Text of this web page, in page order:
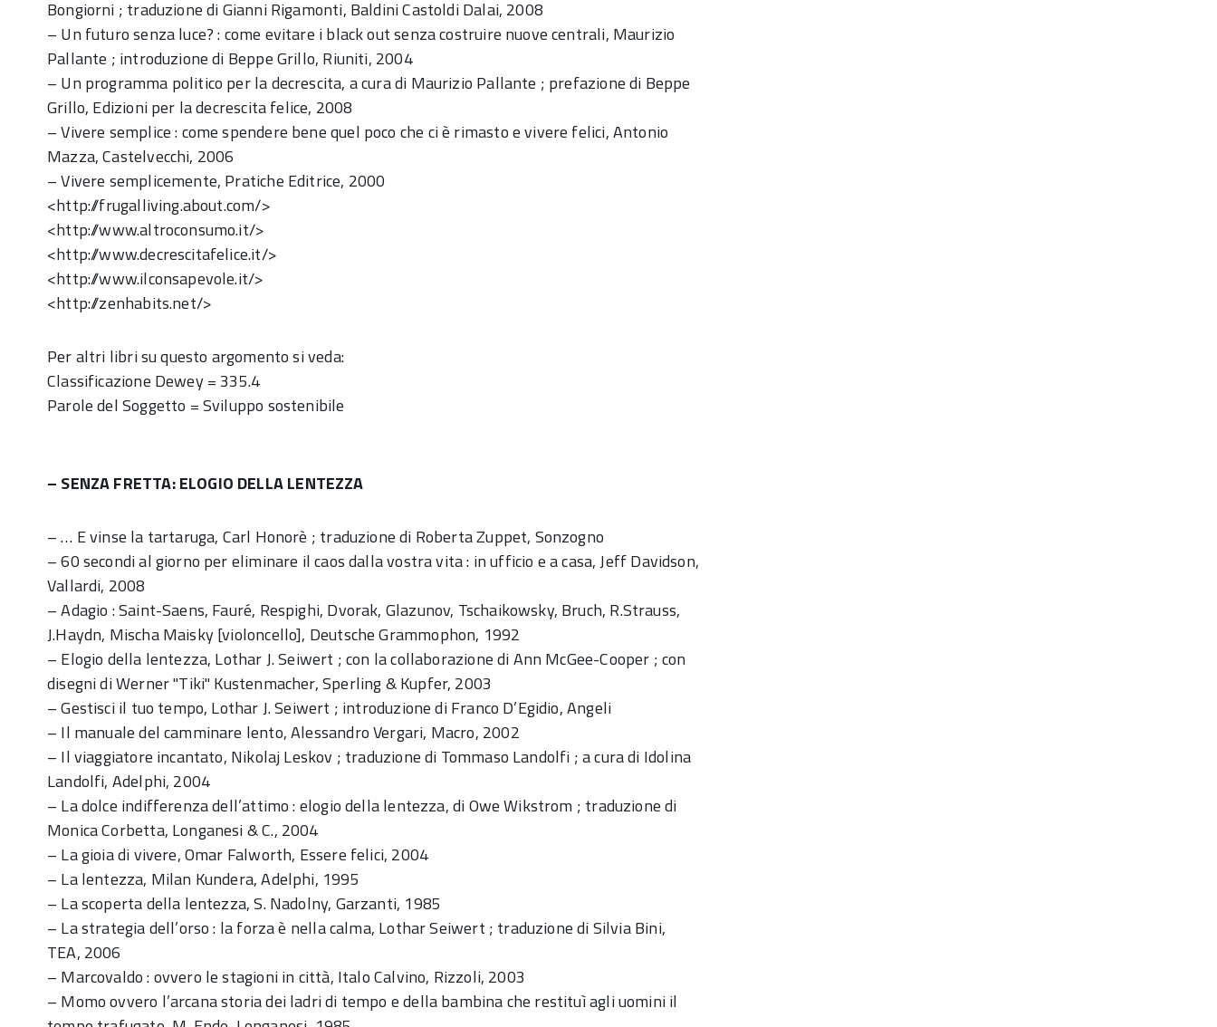
Bongiorni ; traduzione di Gianni Rigamonti, Baldini Castoldi Dalai, 2008
– Un futuro senza luce? : come evitare i black out senza costruire nuove centrali, Maurizio
Pallante ; introduzione di Beppe Grillo, Riuniti, 2004
– Un programma politico per la decrescita, a cura di Maurizio Pallante ; prefazione di Beppe
Grillo, Edizioni per la decrescita felice, 2008
– Vivere semplice : come spendere bene quel poco che ci è rimasto e vivere felici, Antonio
Mazza, Castelvecchi, 2006
– Vivere semplicemente, Pratiche Editrice, 2000
<http://frugalliving.about.com/>
<http://www.altroconsumo.it/>
<http://www.decrescitafelice.it/>
<http://www.ilconsapevole.it/>
<http://zenhabits.net/>
Per altri libri su questo argomento si veda:
Classificazione Dewey = 335.4
Parole del Soggetto = Sviluppo sostenibile
– SENZA FRETTA: ELOGIO DELLA LENTEZZA
– … E vinse la tartaruga, Carl Honorè ; traduzione di Roberta Zuppet, Sonzogno
– 60 secondi al giorno per eliminare il caos dalla vostra vita : in ufficio e a casa, Jeff Davidson,
Vallardi, 2008
– Adagio : Saint-Saens, Fauré, Respighi, Dvorak, Glazunov, Tschaikowsky, Bruch, R.Strauss,
J.Haydn, Mischa Maisky [violoncello], Deutsche Grammophon, 1992
– Elogio della lentezza, Lothar J. Seiwert ; con la collaborazione di Ann McGee-Cooper ; con
disegni di Werner "Tiki" Kustenmacher, Sperling & Kupfer, 2003
– Gestisci il tuo tempo, Lothar J. Seiwert ; introduzione di Franco D’Egidio, Angeli
– Il manuale del camminare lento, Alessandro Vergari, Macro, 2002
– Il viaggiatore incantato, Nikolaj Leskov ; traduzione di Tommaso Landolfi ; a cura di Idolina
Landolfi, Adelphi, 2004
– La dolce indifferenza dell’attimo : elogio della lentezza, di Owe Wikstrom ; traduzione di
Monica Corbetta, Longanesi & C., 2004
– La gioia di vivere, Omar Falworth, Essere felici, 2004
– La lentezza, Milan Kundera, Adelphi, 1995
– La scoperta della lentezza, S. Nadolny, Garzanti, 1985
– La strategia dell’orso : la forza è nella calma, Lothar Seiwert ; traduzione di Silvia Bini,
TEA, 2006
– Marcovaldo : ovvero le stagioni in città, Italo Calvino, Rizzoli, 2003
– Momo ovvero l’arcana storia dei ladri di tempo e della bambina che restituì agli uomini il